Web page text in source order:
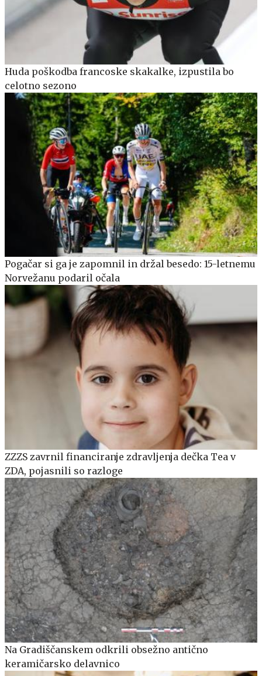
Huda poškodba francoske skakalke, izpustila bo
celotno sezono
Pogačar si ga je zapomnil in držal besedo: 15-letnemu
Norvežanu podaril očala
ZZZS zavrnil financiranje zdravljenja dečka Tea v
ZDA, pojasnili so razloge
Na Gradiščanskem odkrili obsežno antično
keramičarsko delavnico